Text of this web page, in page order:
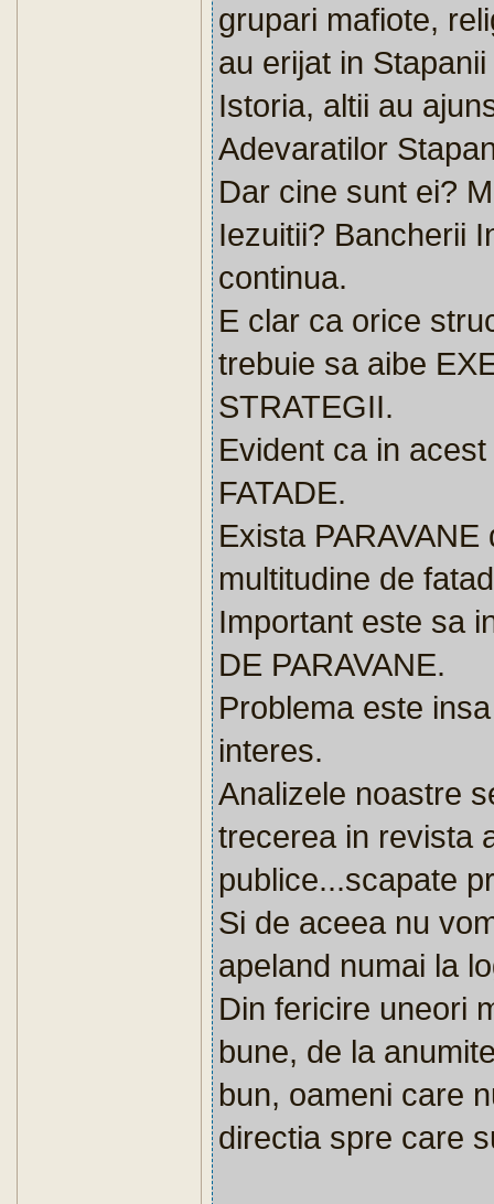
grupari mafiote,
au erijat in
Istoria, altii au
Adevaratilor
Dar cine sunt ei?
Iezuitii? Bancherii
continua.
E clar ca orice
trebuie sa aibe
STRATEGII.
Evident ca in
FATADE.
Exista
multitudine de
Important este sa
DE PARAVANE.
Problema este
interes.
Analizele noastre
trecerea in revista
publice...scapate
Si de aceea nu
apeland numai la
Din fericire uneori
bune, de la
bun, oameni care
directia spre care